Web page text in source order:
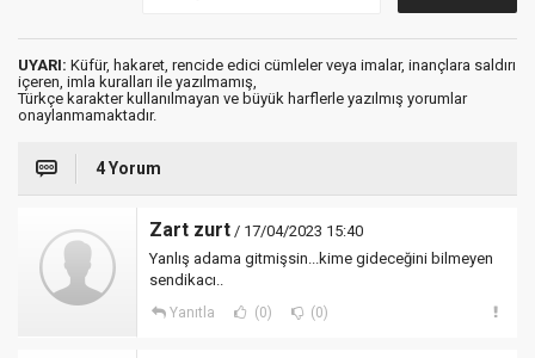
UYARI: Küfür, hakaret, rencide edici cümleler veya imalar, inançlara saldırı
içeren, imla kuralları ile yazılmamış,
Türkçe karakter kullanılmayan ve büyük harflerle yazılmış yorumlar
onaylanmamaktadır.
4 Yorum
Zart zurt / 17/04/2023 15:40
Yanlış adama gitmişsin...kime gideceğini bilmeyen
sendikacı..
Yanıtla (0) (0)